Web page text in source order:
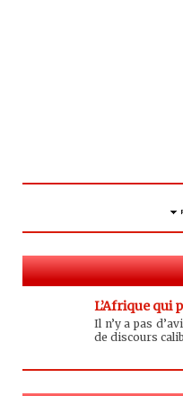
L’Afrique
Il n’y a pas
de discours